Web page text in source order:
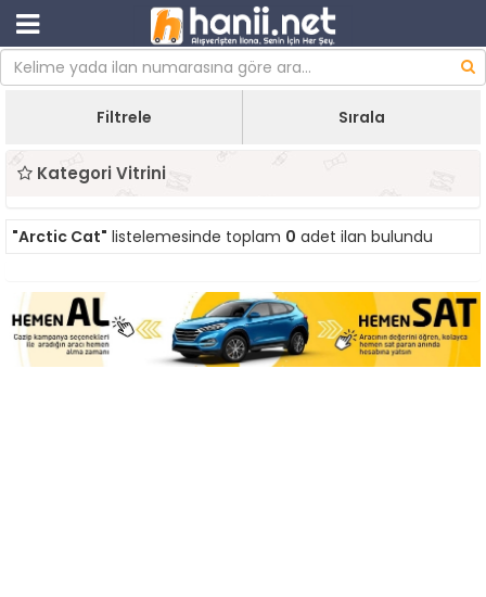
Filtrele Sırala
Kategori Vitrini
"Arctic Cat" listelemesinde toplam 0 adet ilan bulundu